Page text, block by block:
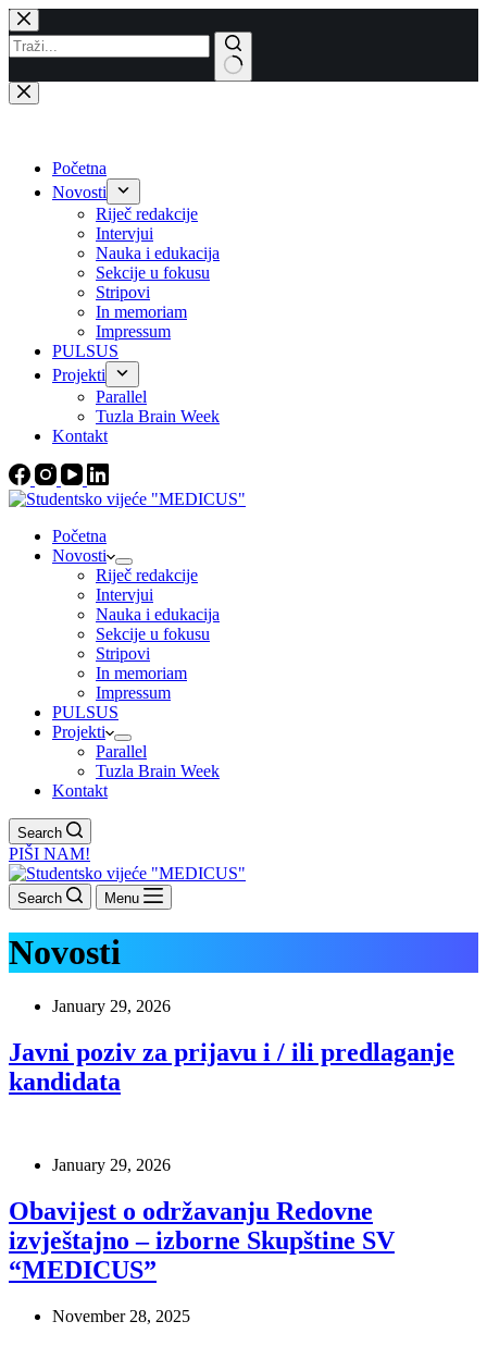
Skip
to
content
No
results
Početna
Novosti
Riječ redakcije
Intervjui
Nauka i edukacija
Sekcije u fokusu
Stripovi
In memoriam
Impressum
PULSUS
Projekti
Parallel
Tuzla Brain Week
Kontakt
Početna
Novosti
Riječ redakcije
Intervjui
Nauka i edukacija
Sekcije u fokusu
Stripovi
In memoriam
Impressum
PULSUS
Projekti
Parallel
Tuzla Brain Week
Kontakt
Search
PIŠI NAM!
Search Menu
Novosti
January 29, 2026
Javni poziv za prijavu i / ili predlaganje
kandidata
January 29, 2026
Obavijest o održavanju Redovne
izvještajno – izborne Skupštine SV
“MEDICUS”
November 28, 2025